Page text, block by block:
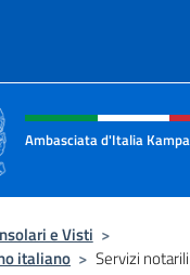
sito,
Ambasciata d'Italia
e Visti >
italiano > Servizi notarili